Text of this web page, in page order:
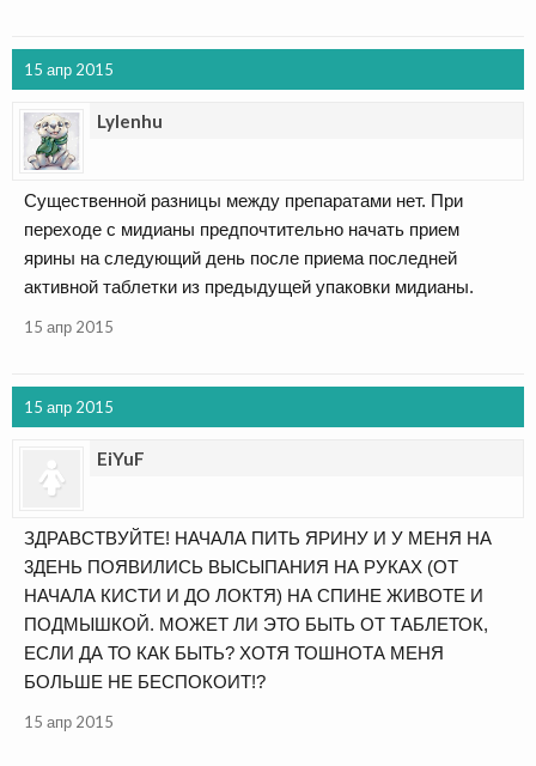
15 апр 2015
Lylenhu
Существенной разницы между препаратами нет. При
переходе с мидианы предпочтительно начать прием
ярины на следующий день после приема последней
активной таблетки из предыдущей упаковки мидианы.
15 апр 2015
15 апр 2015
EiYuF
ЗДРАВСТВУЙТЕ! НАЧАЛА ПИТЬ ЯРИНУ И У МЕНЯ НА
3ДЕНЬ ПОЯВИЛИСЬ ВЫСЫПАНИЯ НА РУКАХ (ОТ
НАЧАЛА КИСТИ И ДО ЛОКТЯ) НА СПИНЕ ЖИВОТЕ И
ПОДМЫШКОЙ. МОЖЕТ ЛИ ЭТО БЫТЬ ОТ ТАБЛЕТОК,
ЕСЛИ ДА ТО КАК БЫТЬ? ХОТЯ ТОШНОТА МЕНЯ
БОЛЬШЕ НЕ БЕСПОКОИТ!?
15 апр 2015